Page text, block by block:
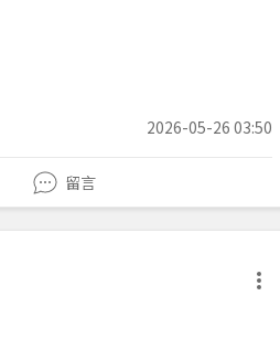
2026-05-26 03:50
留言